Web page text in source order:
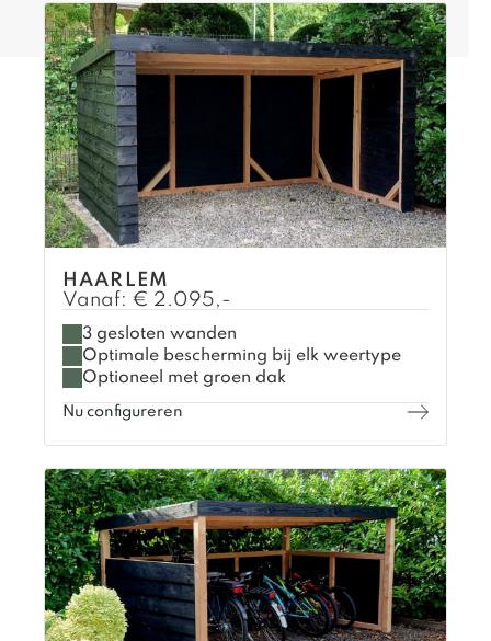
HAARLEM
Vanaf: € 2.095,-
3 gesloten wanden
Optimale bescherming bij elk weertype
Optioneel met groen dak
Nu configureren